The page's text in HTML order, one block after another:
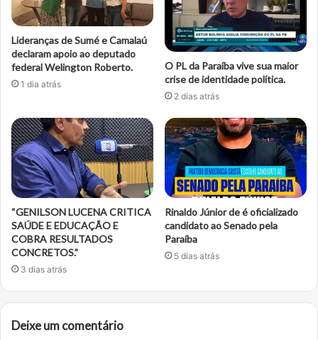
Lideranças de Sumé e Camalaú
declaram apoio ao deputado
federal Welington Roberto.
1 dia atrás
O PL da Paraíba vive sua maior
crise de identidade política.
2 dias atrás
“GENILSON LUCENA CRITICA
SAÚDE E EDUCAÇÃO E
COBRA RESULTADOS
CONCRETOS.”
3 dias atrás
Rinaldo Júnior de é oficializado
candidato ao Senado pela
Paraíba
5 dias atrás
Deixe um comentário